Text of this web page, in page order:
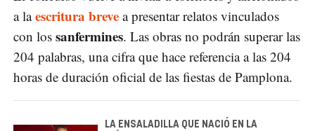
a laescritura breve a presentar relatos vinculados
con los sanfermines. Las obras no podrán superar las
204 palabras, una cifra que hace referencia a las 204
horas de duración oficial de las fiestas de Pamplona.
LA ENSALADILLA QUE NACIÓ EN LA